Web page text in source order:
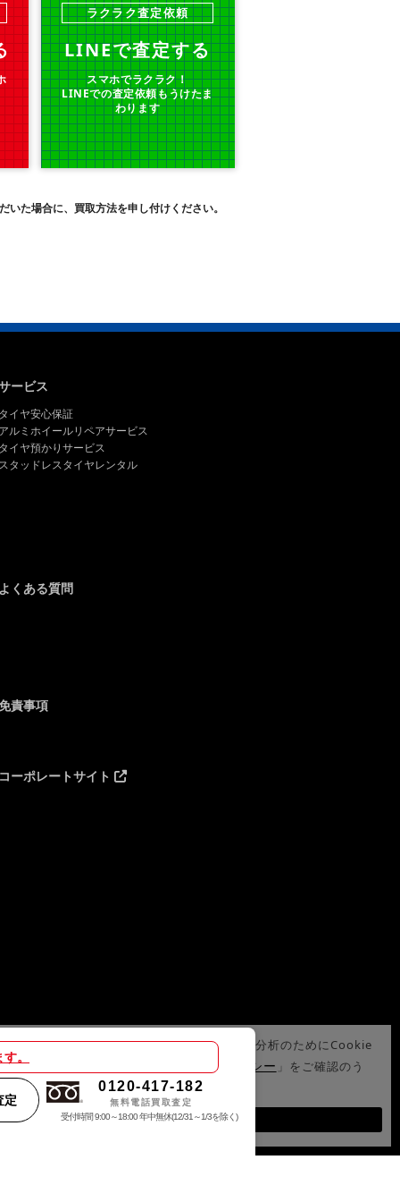
ラクラク査定依頼
LINEで査定する
スマホでラクラク！
LINEでの査定依頼もうけたま
わります
た場合に、買取方法を申し付けください。
。
定
0120-417-182
無料電話買取査定
受付時間 9:00～18:00 年中無休(12/31～1/3を除く)
ービス
イヤ安心保証
ルミホイールリペアサービス
イヤ預かりサービス
タッドレスタイヤレンタル
くある質問
責事項
ーポレートサイト
イトでは、サイトの利便性向上や利用状況の分析のためにCookie
用しています。詳細は「
プライバシーポリシー 」をご確認のう
Cookieの使用にご同意ください。
OK